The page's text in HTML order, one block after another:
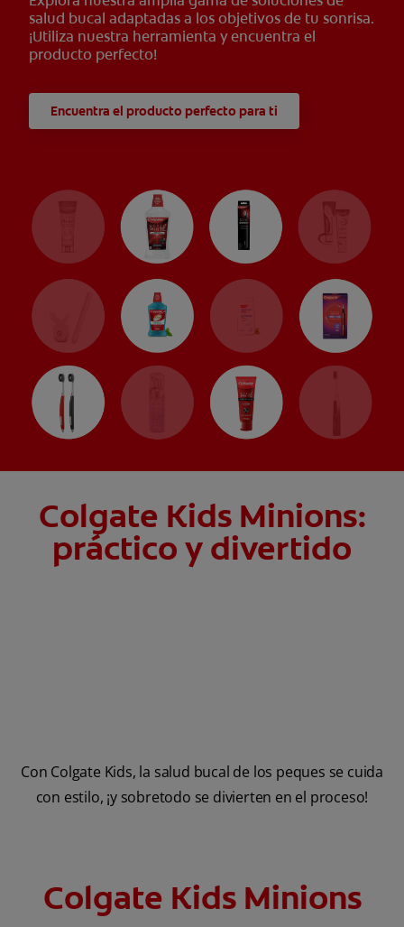
salud bucal adaptadas a los objetivos de tu sonrisa.
¡Utiliza nuestra herramienta y encuentra el
producto perfecto!
Encuentra el producto perfecto para ti
Colgate Kids Minions:
práctico y divertido
Con Colgate Kids, la salud bucal de los peques se cuida
con estilo, ¡y sobretodo se divierten en el proceso!
Colgate Kids Minions